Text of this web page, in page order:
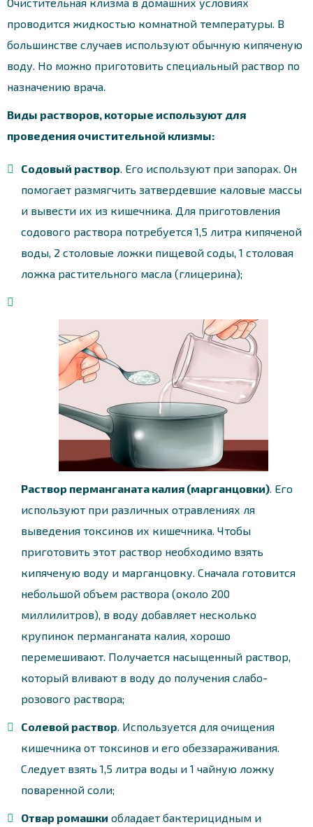
проводится жидкостью комнатной температуры. В
большинстве случаев используют обычную кипяченую
воду. Но можно приготовить специальный раствор по
назначению врача.
Виды растворов, которые используют для
проведения очистительной клизмы:
Содовый раствор. Его используют при запорах. Он
помогает размягчить затвердевшие каловые массы
и вывести их из кишечника. Для приготовления
содового раствора потребуется 1,5 литра кипяченой
воды, 2 столовые ложки пищевой соды, 1 столовая
ложка растительного масла (глицерина);
Раствор перманганата калия (марганцовки). Его
используют при различных отравлениях ля
выведения токсинов их кишечника. Чтобы
приготовить этот раствор необходимо взять
кипяченую воду и марганцовку. Сначала готовится
небольшой объем раствора (около 200
миллилитров), в воду добавляет несколько
крупинок перманганата калия, хорошо
перемешивают. Получается насыщенный раствор,
который вливают в воду до получения слабо-
розового раствора;
Солевой раствор. Используется для очищения
кишечника от токсинов и его обеззараживания.
Следует взять 1,5 литра воды и 1 чайную ложку
поваренной соли;
Отвар ромашки обладает бактерицидным и